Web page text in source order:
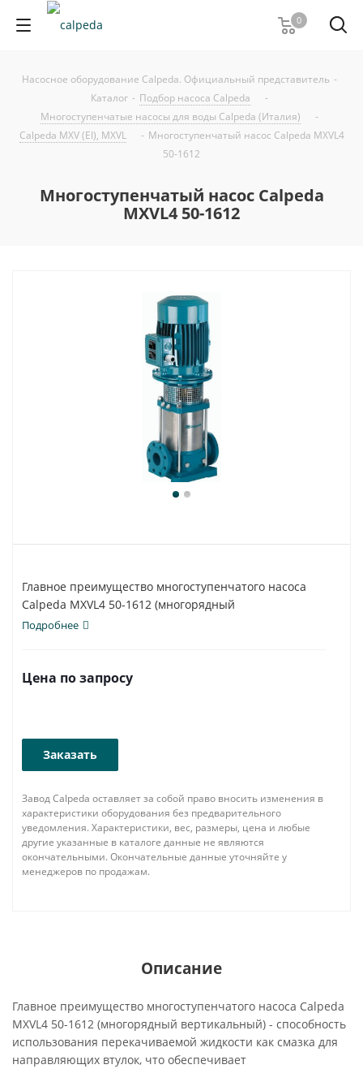
0
Насосное оборудование Calpeda. Официальный представитель -
Каталог - Подбор насоса Calpeda
-
Многоступенчатые насосы для воды Calpeda (Италия)
-
Calpeda MXV (EI), MXVL
- Многоступенчатый насос Calpeda MXVL4
50-1612
Многоступенчатый насос Calpeda
MXVL4 50-1612
Главное преимущество многоступенчатого насоса
Calpeda MXVL4 50-1612 (многорядный
вертикальный)...
Подробнее
Цена по запросу
Заказать
Завод Calpeda оставляет за собой право вносить изменения в
характеристики оборудования без предварительного
уведомления. Характеристики, вес, размеры, цена и любые
другие указанные в каталоге данные не являются
окончательными. Окончательные данные уточняйте у
менеджеров по продажам.
Описание
Главное преимущество многоступенчатого насоса Calpeda
MXVL4 50-1612 (многорядный вертикальный) - способность
использования перекачиваемой жидкости как смазка для
направляющих втулок, что обеспечивает